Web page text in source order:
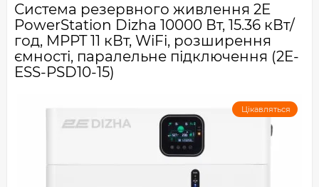
Система резервного живлення 2E
PowerStation Dizha 10000 Вт, 15.36 кВт/
год, MPPT 11 кВт, WiFi, розширення
ємності, паралельне підключення (2E-
ESS-PSD10-15)
Цікавляться